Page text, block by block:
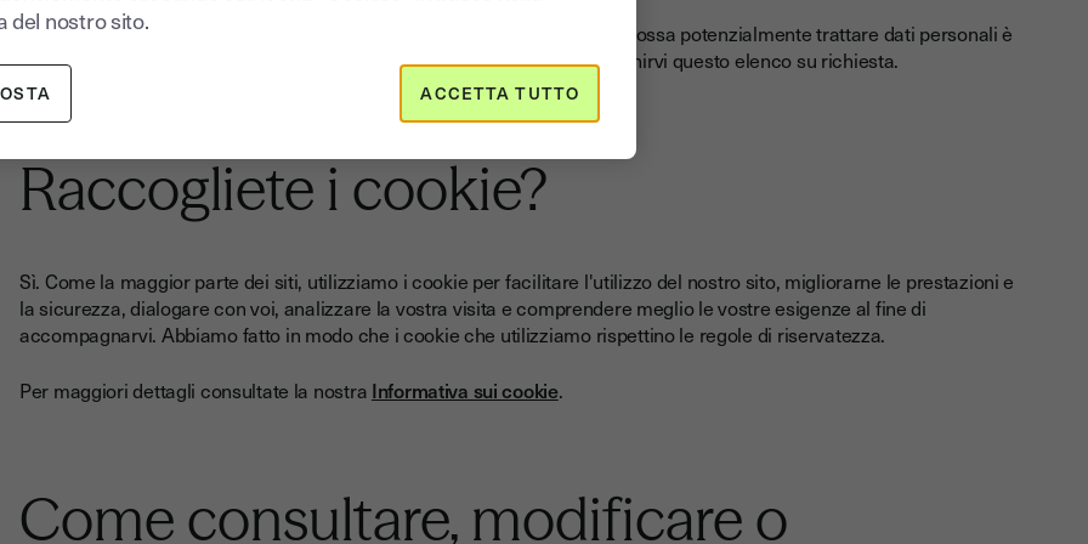
Sì. Teniamo un elenco esaustivo di tutti i nostri subincaricati e chiunque possa potenzialmente trattare dati personali è
invitato a impegnarsi a rispettare i quadri giuridici esistenti. Possiamo fornirvi questo elenco su richiesta.
Raccogliete i cookie?
Sì. Come la maggior parte dei siti, utilizziamo i cookie per facilitare l'utilizzo del nostro sito, migliorarne le prestazioni e
la sicurezza, dialogare con voi, analizzare la vostra visita e comprendere meglio le vostre esigenze al fine di
accompagnarvi. Abbiamo fatto in modo che i cookie che utilizziamo rispettino le regole di riservatezza.
Per maggiori dettagli consultate la nostra Informativa sui cookie.
Come consultare, modificare o
del nostro sito.
ACCETTA TUTTO